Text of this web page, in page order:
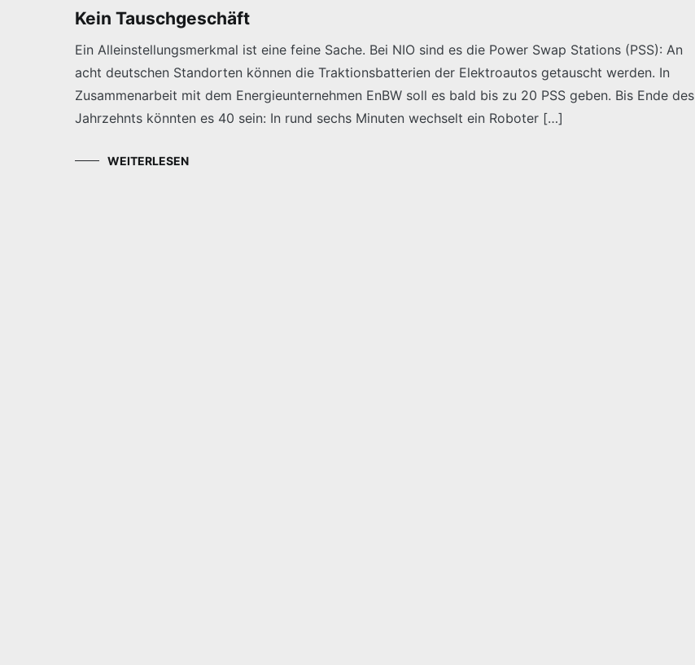
Kein Tauschgeschäft
Ein Alleinstellungsmerkmal ist eine feine Sache. Bei NIO sind es die Power Swap Stations (PSS): An
acht deutschen Standorten können die Traktionsbatterien der Elektroautos getauscht werden. In
Zusammenarbeit mit dem Energieunternehmen EnBW soll es bald bis zu 20 PSS geben. Bis Ende des
Jahrzehnts könnten es 40 sein: In rund sechs Minuten wechselt ein Roboter […]
WEITERLESEN